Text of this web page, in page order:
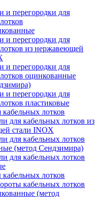
и перегородки для
и перегородки для
из нержавеющей
и перегородки для
оцинкованные
и перегородки для
пластиковые
лотков
для кабельных лотков из
стали INOX
для кабельных лотков
(метод Сендзимира)
для кабельных лотков
лотков
кабельных лотков
(метод